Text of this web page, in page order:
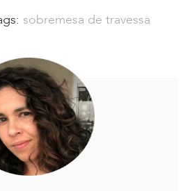
sobremesa de travessa